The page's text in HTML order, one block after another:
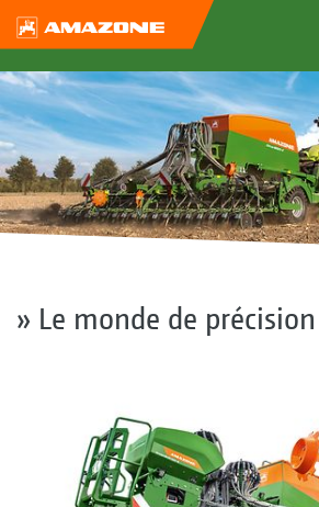
» Le monde de